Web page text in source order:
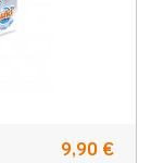
9,90 €